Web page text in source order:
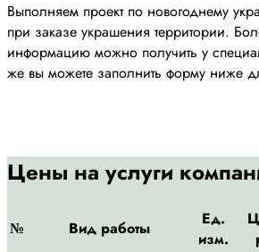
Выполняем проект по новогоднему
при заказе украшения территории.
информацию можно получить у
же вы можете заполнить форму ниже
Цены на услуги
№ Вид работы
Ед.
изм.